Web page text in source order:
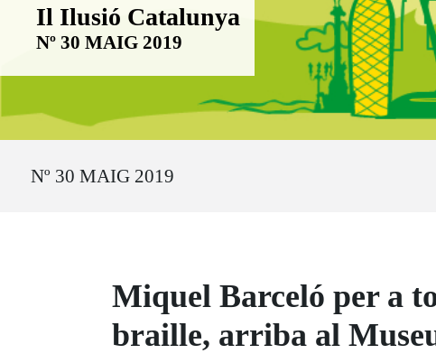
Boletín Il·lusió Catalunya
Il Ilusió Catalunya
Nº 30 MAIG 2019
Nº 30 MAIG 2019
Miquel Barceló per a
braille, arriba al